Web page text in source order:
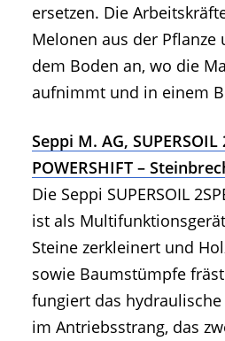
ersetzen. Die
Melonen aus der
dem Boden an, wo die
aufnimmt und in einem
Seppi M. AG, SUPERSOIL
POWERSHIFT –
Die Seppi SUPERSOIL
ist als
Steine zerkleinert und
sowie Baumstümpfe
fungiert das
im Antriebsstrang, das